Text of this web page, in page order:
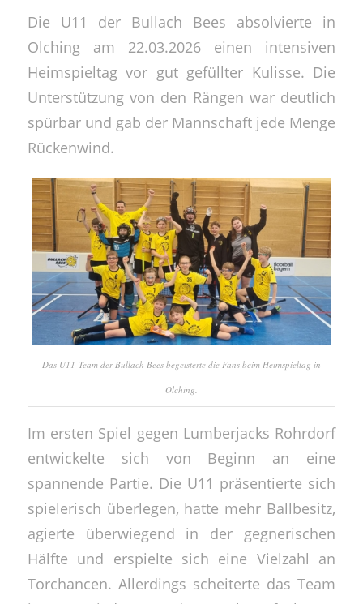
Die U11 der Bullach Bees absolvierte in
Olching am 22.03.2026 einen intensiven
Heimspieltag vor gut gefüllter Kulisse. Die
Unterstützung von den Rängen war deutlich
spürbar und gab der Mannschaft jede Menge
Rückenwind.
Das U11-Team der Bullach Bees begeisterte die Fans beim Heimspieltag in
Olching.
Im ersten Spiel gegen Lumberjacks Rohrdorf
entwickelte sich von Beginn an eine
spannende Partie. Die U11 präsentierte sich
spielerisch überlegen, hatte mehr Ballbesitz,
agierte überwiegend in der gegnerischen
Hälfte und erspielte sich eine Vielzahl an
Torchancen. Allerdings scheiterte das Team